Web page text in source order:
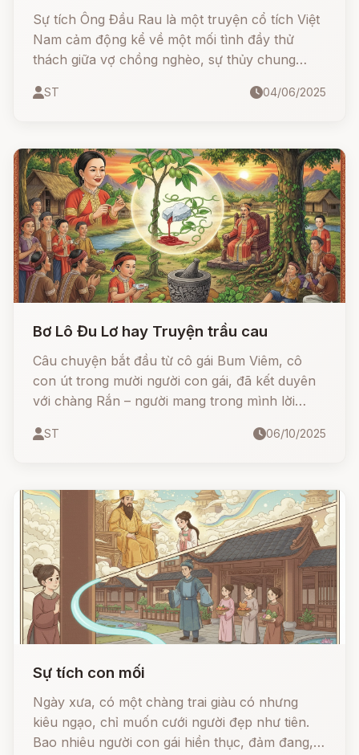
Sự tích Ông Đầu Rau là một truyện cổ tích Việt
Nam cảm động kể về một mối tình đầy thử
thách giữa vợ chồng nghèo, sự thủy chung
thúc bằng cái chết đau thương. Nhưng chính
thành ba ông đầu rau – Táo Quân, mãi mãi ở
bên nhau trong mỗi gian bếp Việt.
ST 04/06/2025
Bơ Lô Đu Lơ hay Truyện trầu cau
Câu chuyện bắt đầu từ cô gái Bum Viêm, cô
con út trong mười người con gái, đã kết duyên
với chàng Rắn – người mang trong mình lời
được ông Na cứu sống. Khi định làm lễ cưới,
trầu và tảng đá vôi - tạo nên một phong tục
đẹp mang đậm hồn Việt: ăn trầu cau.
ST 06/10/2025
Sự tích con mối
Ngày xưa, có một chàng trai giàu có nhưng
kiêu ngạo, chỉ muốn cưới người đẹp như tiên.
Bao nhiêu người con gái hiền thục, đảm đang,